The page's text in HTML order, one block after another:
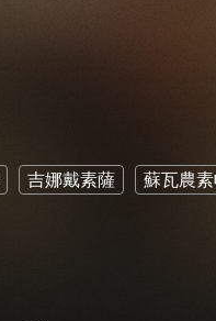
吉娜戴素薩 蘇瓦農